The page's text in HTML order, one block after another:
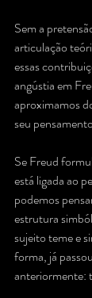
Sem a
articulação
essas
angústia em
aproximamos
seu
Se Freud
está ligada ao
podemos
estrutura
sujeito teme e
forma, já
anteriormente: